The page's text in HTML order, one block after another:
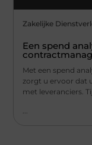
Zakelijke
Een spend
Met een spend
zorgt u ervoor dat
met leveranciers.
...